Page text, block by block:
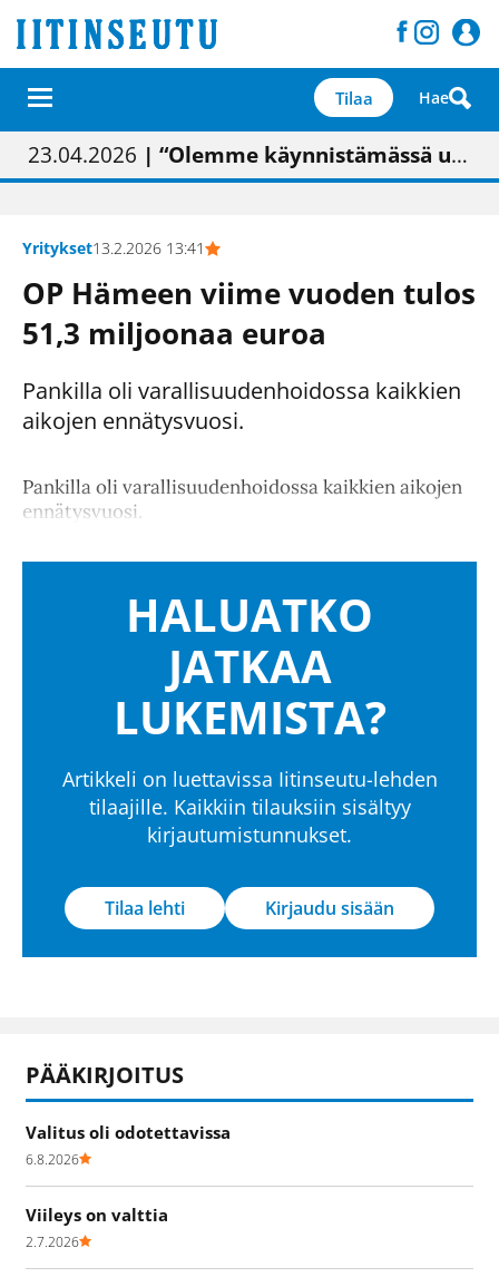
Tilaa Hae
01.02.2026 | Painon vaihtumisen pitäisi näkyä hieman parempana painojäljen laatuna lehdessä
05.02.2026 | Uudistettu kunnantalo on valoisa
23.04.2026 | “Olemme käynnistämässä uudelleen keskustavisiotyön”
09.05.2026| "Maalla on totuttu elämään omavaraisemmin kuin kaupungissa"
Yritykset13.2.2026 13:41
OP Hämeen viime vuoden tulos
51,3 miljoonaa euroa
Pankilla oli varallisuudenhoidossa kaikkien
aikojen ennätysvuosi.
Pankilla oli varallisuudenhoidossa kaikkien aikojen
ennätysvuosi.
HALUATKO
JATKAA
LUKEMISTA?
Artikkeli on luettavissa Iitinseutu-lehden
tilaajille. Kaikkiin tilauksiin sisältyy
kirjautumistunnukset.
Tilaa lehti Kirjaudu sisään
PÄÄKIRJOITUS
Valitus oli odotettavissa
6.8.2026
Viileys on valttia
2.7.2026